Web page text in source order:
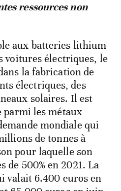
ressources non
aux batteries lithium-
voitures électriques, le
la fabrication de
électriques, des
solaires. Il est
parmi les métaux
mondiale qui
de tonnes à
pour laquelle son
de 500% en 2021. La
valait 6.400 euros en